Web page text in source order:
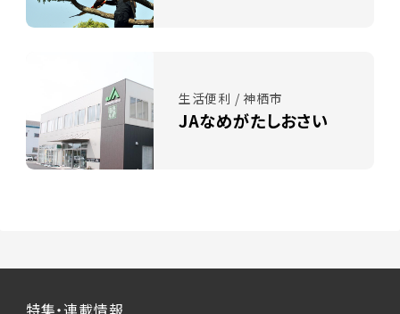
生活便利 / 神栖市
JAなめがたしおさい